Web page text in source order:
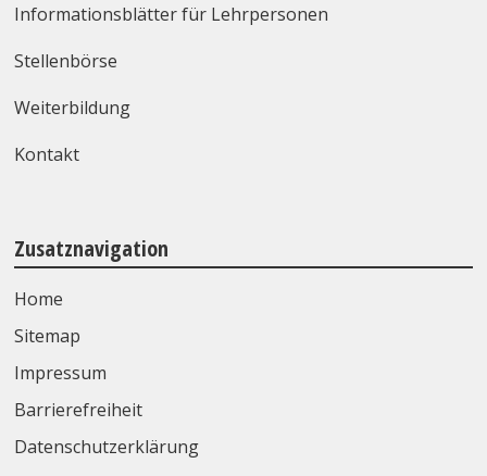
Informationsblätter für Lehrpersonen
Stellenbörse
Weiterbildung
Kontakt
Zusatznavigation
Home
Sitemap
Impressum
Barrierefreiheit
Datenschutzerklärung